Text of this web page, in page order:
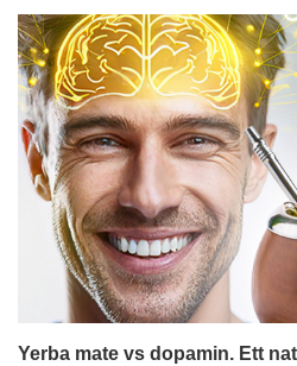
Yerba mate vs dopamin. Ett